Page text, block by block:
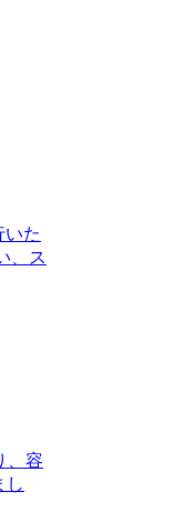
た
、ス
、容
し